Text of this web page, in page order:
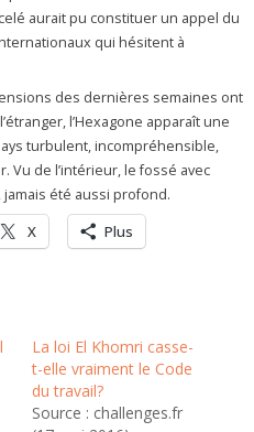
aurait pu constituer un appel du
qui hésitent à
des dernières semaines ont
l’Hexagone apparaît une
turbulent, incompréhensible,
Vu de l’intérieur, le fossé avec
jamais été aussi profond.
X Plus
La loi El Khomri casse-
t-elle vraiment le Code
du travail?
Source : challenges.fr